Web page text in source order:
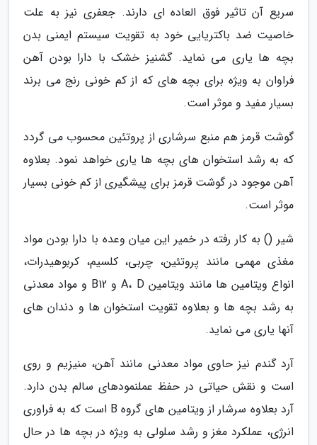
سریع آن تاثیر فوق العاده ای دارند. جعفری نیز به علت
خاصیت ضد باکتریایی خود به تقویت سیستم ایمنی بدن
بچه ها یاری می نماید. گشنیز خشک با دارا بودن آهن
فراوان به ویژه برای بچه های که از کم خونی رنج می برند
بسیار مفید و موثر است.
گوشت قرمز هم منبع سرشاری از پروتئین محسوب می گردد
که به رشد استخوان های بچه ها یاری خواهد نمود. بعلاوه
آهن موجود در گوشت قرمز برای پیشگیری از کم خونی بسیار
موثر است.
شیر () به کار رفته در خمیر این میان وعده با دارا بودن مواد
مغذی مهمی مانند پروتئین، چربی، کلسیم، کربوهیدرات،
انواع ویتامین ها مانند ویتامین A، D و B12 و مواد معدنی
به رشد بچه ها و بعلاوه تقویت استخوان ها و دندان های
آنها یاری می نماید.
آرد گندم نیز حاوی مواد معدنی مانند آهن، منیزیم و روی
است و نقش حیاتی در حفظ عملنمودهای سالم بدن دارد.
آرد بعلاوه سرشار از ویتامین های گروه B است که به فراوری
انرژی، عملکرد مغز و رشد سلولی به ویژه در بچه ها در حال